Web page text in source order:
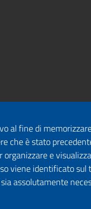
al fine di
che è stato
e
viene identificato sul
assolutamente